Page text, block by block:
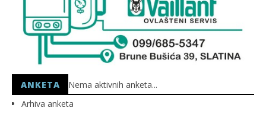
ANKETA
Nema aktivnih anketa...
Arhiva anketa